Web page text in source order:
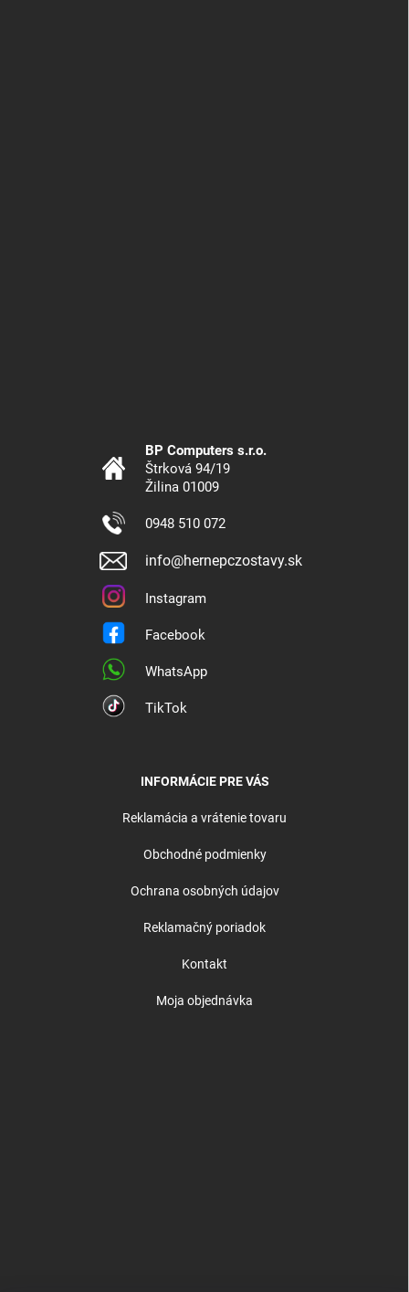
BP Computers s.r.o.
Štrková 94/19
Žilina 01009
0948 510 072
info@hernepczostavy.sk
Instagram
Facebook
WhatsApp
TikTok
INFORMÁCIE PRE VÁS
Reklamácia a vrátenie tovaru
Obchodné podmienky
Ochrana osobných údajov
Reklamačný poriadok
Kontakt
Moja objednávka